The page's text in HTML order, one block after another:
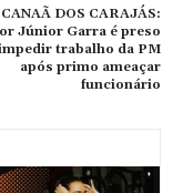
CANAÃ DOS CARAJÁS:
Júnior Garra é preso
trabalho da PM
após primo ameaçar
funcionário